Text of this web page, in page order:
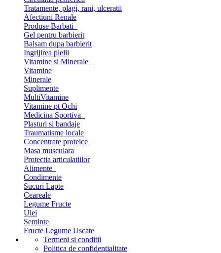
Tratamente, plagi, rani, ulceratii
Afectiuni Renale
Produse Barbati
Gel pentru barbierit
Balsam dupa barbierit
Ingrijirea pielii
Vitamine si Minerale
Vitamine
Minerale
Suplimente
MultiVitamine
Vitamine pt Ochi
Medicina Sportiva
Plasturi si bandaje
Traumatisme locale
Concentrate proteice
Masa musculara
Protectia articulatiilor
Alimente
Condimente
Sucuri Lapte
Ceareale
Legume Fructe
Ulei
Seminte
Fructe Legume Uscate
Termeni si conditii
Politica de confidentialitate